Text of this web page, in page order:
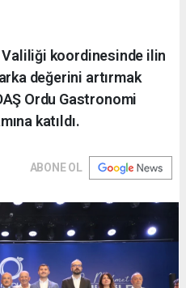
koordinesinde ilin
değerini artırmak
Ordu Gastronomi
katıldı.
ABONE OL